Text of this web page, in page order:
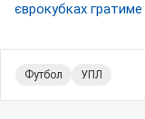
єврокубках гратиме
Футбол УПЛ